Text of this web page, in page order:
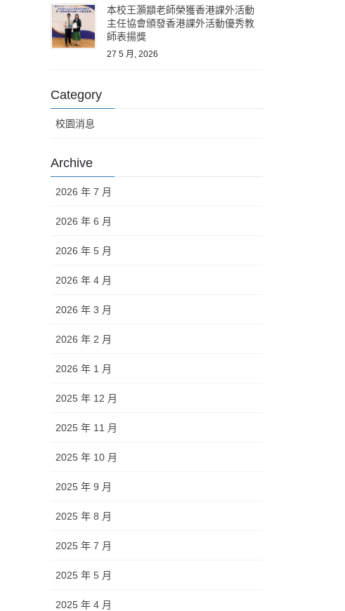
本校王灝顓老師榮獲香港課外活動
主任協會頒發香港課外活動優秀教
師表揚獎
27 5 月, 2026
Category
校園消息
Archive
2026 年 7 月
2026 年 6 月
2026 年 5 月
2026 年 4 月
2026 年 3 月
2026 年 2 月
2026 年 1 月
2025 年 12 月
2025 年 11 月
2025 年 10 月
2025 年 9 月
2025 年 8 月
2025 年 7 月
2025 年 5 月
2025 年 4 月